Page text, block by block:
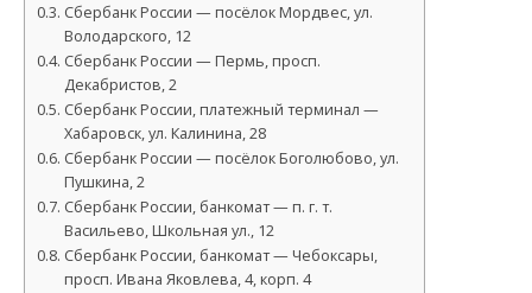
Сбербанк России — посёлок Мордвес, ул.
Володарского, 12
Сбербанк России — Пермь, просп.
Декабристов, 2
Сбербанк России, платежный терминал —
Хабаровск, ул. Калинина, 28
Сбербанк России — посёлок Боголюбово, ул.
Пушкина, 2
Сбербанк России, банкомат — п. г. т.
Васильево, Школьная ул., 12
Сбербанк России, банкомат — Чебоксары,
просп. Ивана Яковлева, 4, корп. 4